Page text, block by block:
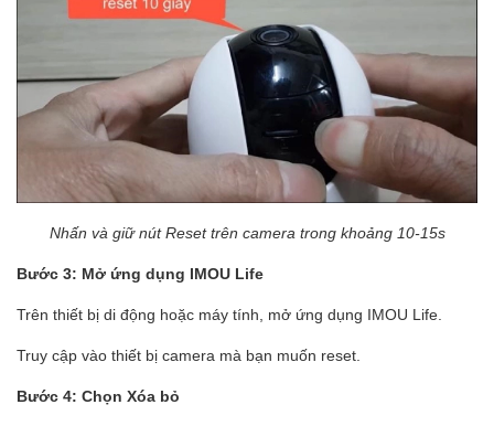
Nhấn và giữ nút Reset trên camera trong khoảng 10-15s
Bước 3: Mở ứng dụng IMOU Life
Trên thiết bị di động hoặc máy tính, mở ứng dụng IMOU Life.
Truy cập vào thiết bị camera mà bạn muốn reset.
Bước 4: Chọn Xóa bỏ